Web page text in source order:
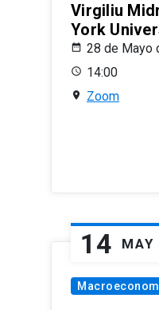
Virgiliu
York
28 de Mayo
14:00
Zoom
14 MAY